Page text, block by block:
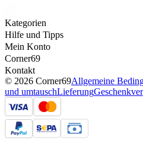
Kategorien
Hilfe und Tipps
Mein Konto
Corner69
Kontakt
© 2026 Corner69Allgemeine
und umtauschLieferung